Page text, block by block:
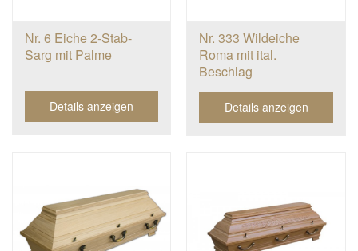
Nr. 6 Eiche 2-Stab-
Sarg mit Palme
Details anzeigen
Nr. 333 Wildeiche
Roma mit ital.
Beschlag
Details anzeigen